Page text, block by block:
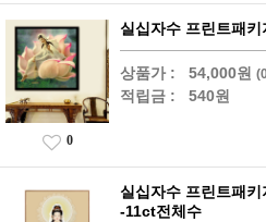
실십자수 프린트패
상품가 : 54,000원
적립금 : 540원
0
실십자수 프린트패
-11ct전체수